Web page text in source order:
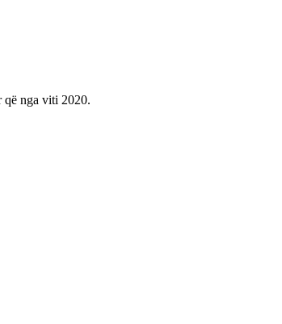
që nga viti 2020.